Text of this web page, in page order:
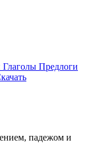
Глаголы Предлоги
падежом и